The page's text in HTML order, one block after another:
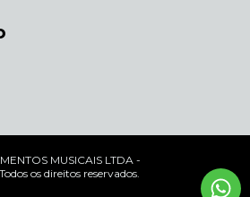
MUSICAIS LTDA -
os direitos reservados.